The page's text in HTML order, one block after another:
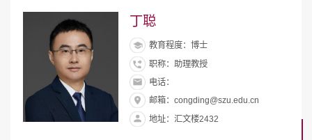
丁聪
教育程度：博士
职称：助理教授
电话：
邮箱：congding@szu.edu.cn
地址：汇文楼2432